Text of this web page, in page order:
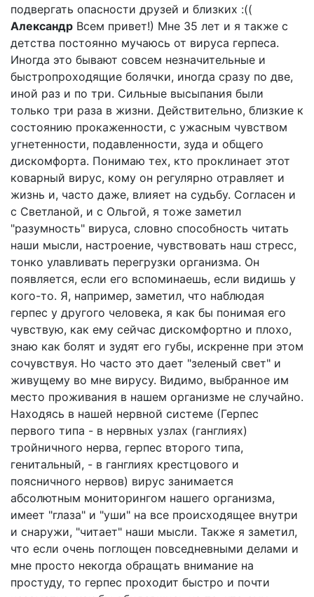
подвергать опасности друзей и близких :((
Александр Всем привет!) Мне 35 лет и я также с
детства постоянно мучаюсь от вируса герпеса.
Иногда это бывают совсем незначительные и
быстропроходящие болячки, иногда сразу по две,
иной раз и по три. Сильные высыпания были
только три раза в жизни. Действительно, близкие к
состоянию прокаженности, с ужасным чувством
угнетенности, подавленности, зуда и общего
дискомфорта. Понимаю тех, кто проклинает этот
коварный вирус, кому он регулярно отравляет и
жизнь и, часто даже, влияет на судьбу. Согласен и
с Светланой, и с Ольгой, я тоже заметил
"разумность" вируса, словно способность читать
наши мысли, настроение, чувствовать наш стресс,
тонко улавливать перегрузки организма. Он
появляется, если его вспоминаешь, если видишь у
кого-то. Я, например, заметил, что наблюдая
герпес у другого человека, я как бы понимая его
чувствую, как ему сейчас дискомфортно и плохо,
знаю как болят и зудят его губы, искренне при этом
сочувствуя. Но часто это дает "зеленый свет" и
живущему во мне вирусу. Видимо, выбранное им
место проживания в нашем организме не случайно.
Находясь в нашей нервной системе (Герпес
первого типа - в нервных узлах (ганглиях)
тройничного нерва, герпес второго типа,
генитальный, - в ганглиях крестцового и
поясничного нервов) вирус занимается
абсолютным мониторингом нашего организма,
имеет "глаза" и "уши" на все происходящее внутри
и снаружи, "читает" наши мысли. Также я заметил,
что если очень поглощен повседневными делами и
мне просто некогда обращать внимание на
простуду, то герпес проходит быстро и почти